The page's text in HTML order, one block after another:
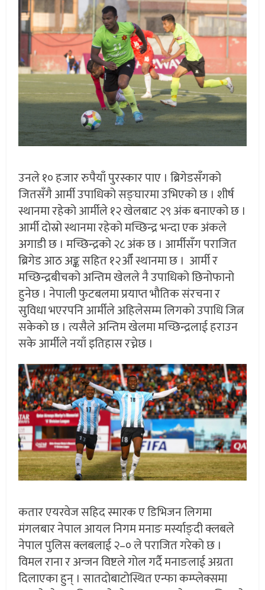
उनले १० हजार रुपैयाँ पुरस्कार पाए । ब्रिगेडसँगको
जितसँगै आर्मी उपाधिको सङ्घारमा उभिएको छ । शीर्ष
स्थानमा रहेको आर्मीले १२ खेलबाट २९ अंक बनाएको छ ।
आर्मी दोस्रो स्थानमा रहेको मच्छिन्द्र भन्दा एक अंकले
अगाडी छ । मच्छिन्द्रको २८ अंक छ । आर्मीसँग पराजित
ब्रिगेड आठ अङ्क सहित १२औँ स्थानमा छ । आर्मी र
मच्छिन्द्रबीचको अन्तिम खेलले नै उपाधिको छिनोफानो
हुनेछ । नेपाली फुटबलमा प्रयाप्त भौतिक संरचना र
सुविधा भएरपनि आर्मीले अहिलेसम्म लिगको उपाधि जित्न
सकेको छ । त्यसैले अन्तिम खेलमा मच्छिन्द्रलाई हराउन
सके आर्मीले नयाँ इतिहास रच्नेछ ।
कतार एयरवेज सहिद स्मारक ए डिभिजन लिगमा
मंगलबार नेपाल आयल निगम मनाङ मर्स्याङ्दी क्लबले
नेपाल पुलिस क्लबलाई २–० ले पराजित गरेको छ ।
विमल राना र अन्जन विष्टले गोल गर्दै मनाङलाई अग्रता
दिलाएका हुन् । सातदोबाटोस्थित एन्फा कम्प्लेक्समा